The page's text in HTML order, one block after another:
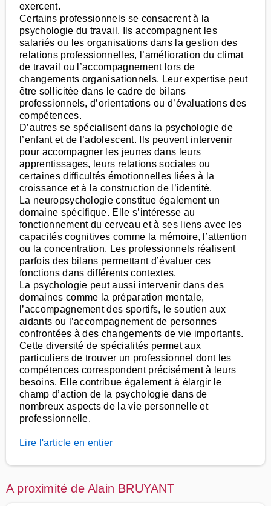
exercent.
Certains professionnels se consacrent à la
psychologie du travail. Ils accompagnent les
salariés ou les organisations dans la gestion des
relations professionnelles, l’amélioration du climat
de travail ou l’accompagnement lors de
changements organisationnels. Leur expertise peut
être sollicitée dans le cadre de bilans
professionnels, d’orientations ou d’évaluations des
compétences.
D’autres se spécialisent dans la psychologie de
l’enfant et de l’adolescent. Ils peuvent intervenir
pour accompagner les jeunes dans leurs
apprentissages, leurs relations sociales ou
certaines difficultés émotionnelles liées à la
croissance et à la construction de l’identité.
La neuropsychologie constitue également un
domaine spécifique. Elle s’intéresse au
fonctionnement du cerveau et à ses liens avec les
capacités cognitives comme la mémoire, l’attention
ou la concentration. Les professionnels réalisent
parfois des bilans permettant d’évaluer ces
fonctions dans différents contextes.
La psychologie peut aussi intervenir dans des
domaines comme la préparation mentale,
l’accompagnement des sportifs, le soutien aux
aidants ou l’accompagnement de personnes
confrontées à des changements de vie importants.
Cette diversité de spécialités permet aux
particuliers de trouver un professionnel dont les
compétences correspondent précisément à leurs
besoins. Elle contribue également à élargir le
champ d’action de la psychologie dans de
nombreux aspects de la vie personnelle et
professionnelle.
Lire l'article en entier
A proximité de Alain BRUYANT